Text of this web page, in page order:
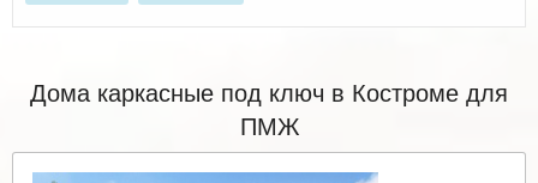
Дома каркасные под ключ в Костроме для
ПМЖ